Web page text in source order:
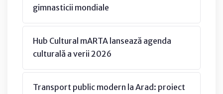
gimnasticii mondiale
Hub Cultural mARTA lansează agenda
culturală a verii 2026
Transport public modern la Arad: proiect